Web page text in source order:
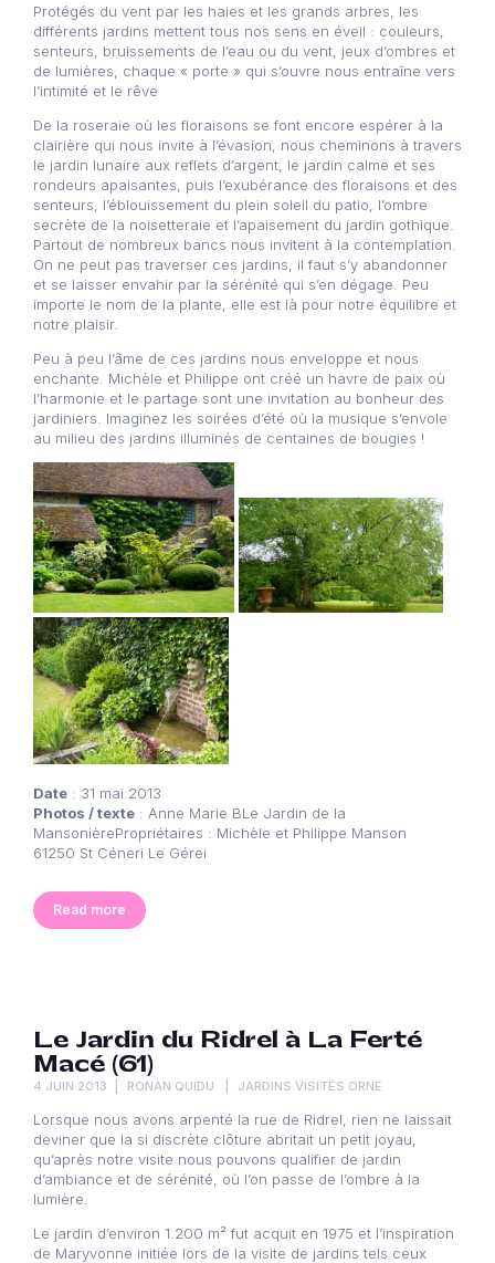
Protégés du vent par les haies et les grands arbres, les
différents jardins mettent tous nos sens en éveil : couleurs,
senteurs, bruissements de l’eau ou du vent, jeux d’ombres et
de lumières, chaque « porte » qui s’ouvre nous entraîne vers
l’intimité et le rêve
De la roseraie où les floraisons se font encore espérer à la
clairière qui nous invite à l’évasion, nous cheminons à travers
le jardin lunaire aux reflets d’argent, le jardin calme et ses
rondeurs apaisantes, puis l’exubérance des floraisons et des
senteurs, l’éblouissement du plein soleil du patio, l’ombre
secrète de la noisetteraie et l’apaisement du jardin gothique.
Partout de nombreux bancs nous invitent à la contemplation.
On ne peut pas traverser ces jardins, il faut s’y abandonner
et se laisser envahir par la sérénité qui s’en dégage. Peu
importe le nom de la plante, elle est là pour notre équilibre et
notre plaisir.
Peu à peu l’âme de ces jardins nous enveloppe et nous
enchante. Michèle et Philippe ont créé un havre de paix où
l’harmonie et le partage sont une invitation au bonheur des
jardiniers. Imaginez les soirées d’été où la musique s’envole
au milieu des jardins illuminés de centaines de bougies !
Date : 31 mai 2013
Photos / texte : Anne Marie BLe Jardin de la
MansonièrePropriétaires : Michèle et Philippe Manson
61250 St Céneri Le Gérei
Read more
Le Jardin du Ridrel à La Ferté
Macé (61)
4 JUIN 2013 RONAN QUIDU JARDINS VISITÉS ORNE
Lorsque nous avons arpenté la rue de Ridrel, rien ne laissait
deviner que la si discrète clôture abritait un petit joyau,
qu’après notre visite nous pouvons qualifier de jardin
d’ambiance et de sérénité, où l’on passe de l’ombre à la
lumière.
Le jardin d’environ 1.200 m² fut acquit en 1975 et l’inspiration
de Maryvonne initiée lors de la visite de jardins tels ceux